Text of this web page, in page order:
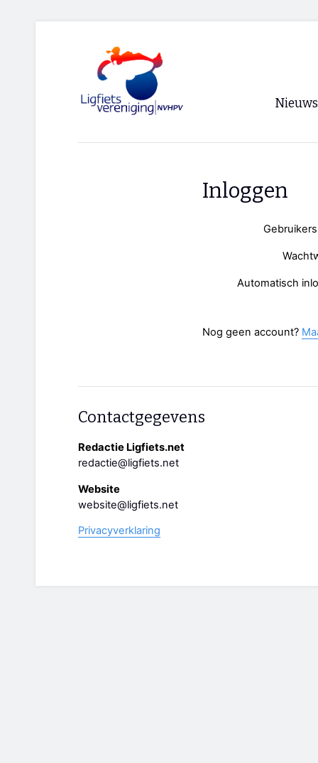
Nieuws
Inloggen
Automatisch
Nog geen account?
Contactgegevens
Redactie Ligfiets.net
redactie@ligfiets.net
Website
website@ligfiets.net
Privacyverklaring